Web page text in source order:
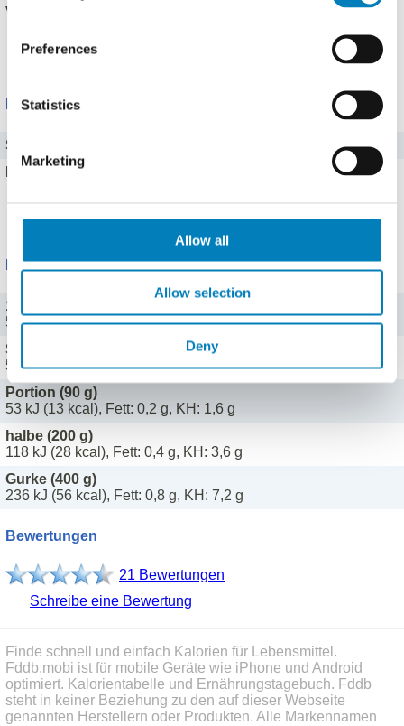
Preferences
Statistics
Marketing
Allow all
Allow selection
Deny
Vitamin A
Mineralstoffe
Salz
Alle 13 Mineralstoffe zeigen
Portionen
100 g (100 g)
59 kJ (14 kcal), Fett: 0,2 g, KH: 1,8 g
Scheibe (8 g)
5 kJ (1 kcal), Fett: 0 g, KH: 0,1 g
Portion (90 g)
53 kJ (13 kcal), Fett: 0,2 g, KH: 1,6 g
halbe (200 g)
118 kJ (28 kcal), Fett: 0,4 g, KH: 3,6 g
Gurke (400 g)
236 kJ (56 kcal), Fett: 0,8 g, KH: 7,2 g
Bewertungen
21 Bewertungen
Schreibe eine Bewertung
Finde schnell und einfach Kalorien für Lebensmittel.
Fddb.mobi ist für mobile Geräte wie iPhone und Android
optimiert. Kalorientabelle und Ernährungstagebuch. Fddb
steht in keiner Beziehung zu den auf dieser Webseite
genannten Herstellern oder Produkten. Alle Markennamen